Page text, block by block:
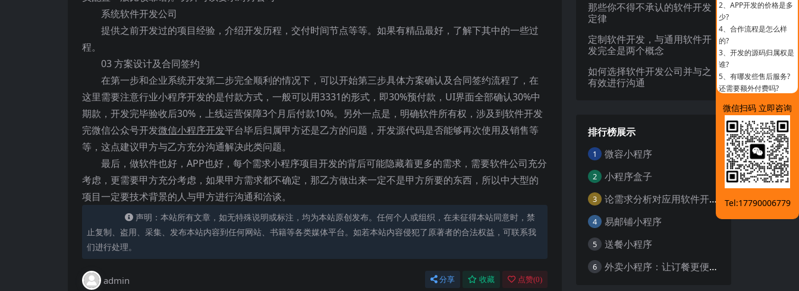
系统软件开发公司
提供之前开发过的项目经验，介绍开发历程，交付时间节点等等。如果有精品最好，了解下其中的一些过
程。
03 方案设计及合同签约
在第一步和企业系统开发第二步完全顺利的情况下，可以开始第三步具体方案确认及合同签约流程了，在
这里需要注意行业小程序开发的是付款方式，一般可以用3331的形式，即30%预付款，UI界面全部确认30%中
期款，开发完毕验收后30%，上线运营保障3个月后付款10%。另外一点是，明确软件所有权，涉及到软件开发
完微信公众号开发微信小程序开发平台毕后归属甲方还是乙方的问题，开发源代码是否能够再次使用及销售等
等，这点建议甲方与乙方充分沟通解决此类问题。
最后，做软件也好，APP也好，每个需求小程序项目开发的背后可能隐藏着更多的需求，需要软件公司充分
考虑，更需要甲方充分考虑，如果甲方需求都不确定，那乙方做出来一定不是甲方所要的东西，所以中大型的
项目一定要技术背景的人与甲方进行沟通和洽谈。
声明：本站所有文章，如无特殊说明或标注，均为本站原创发布。任何个人或组织，在未征得本站同意时，禁
止复制、盗用、采集、发布本站内容到任何网站、书籍等各类媒体平台。如若本站内容侵犯了原著者的合法权益，可联系我
们进行处理。
admin 分享 收藏 点赞(0)
那些你不得不承认的软件开发
定律
定制软件开发，与通用软件开
发完全是两个概念
如何选择软件开发公司并与之
有效进行沟通
排行榜展示
1 微容小程序
2 小程序盒子
3 论需求分析对应用软件开发的重要性
4 易邮铺小程序
5 送餐小程序
6 外卖小程序：让订餐更便捷，吃货的福音
2、 APP开发的价格是多
少?
4、 合作流程是怎么样
的?
3、 开发的源码归属权是
谁?
5、 有哪发些售后服务?
还需要额外付费吗?
微信扫码 立即咨询
Tel:17790006779